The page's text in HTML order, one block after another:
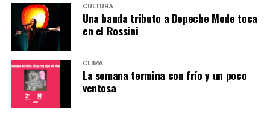
CULTURA
Una banda tributo a Depeche Mode toca
en el Rossini
CLIMA
La semana termina con frío y un poco
ventosa